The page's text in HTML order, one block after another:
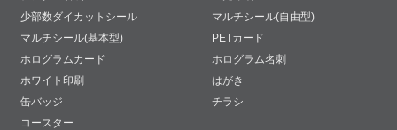
少部数ダイカットシール
マルチシール(自由型)
マルチシール(基本型)
PETカード
ホログラムカード
ホログラム名刺
ホワイト印刷
はがき
缶バッジ
チラシ
コースター